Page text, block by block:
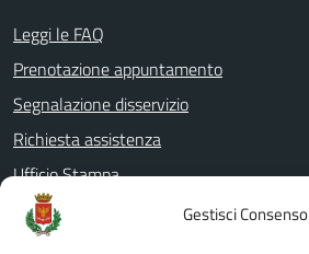
Gestisci Consenso
Leggi le FAQ
Prenotazione appuntamento
Segnalazione disservizio
Richiesta assistenza
Ufficio Stampa
Amministrazione Trasparente
Albo pretorio